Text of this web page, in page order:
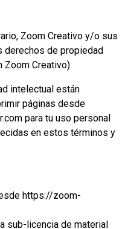
Zoom Creativo y/o sus
derechos de propiedad
Zoom Creativo).
intelectual están
páginas desde
para tu uso personal
en estos términos y
https://zoom-
sub-licencia de material